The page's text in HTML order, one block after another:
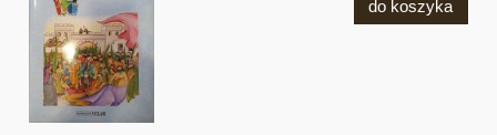
do koszyka